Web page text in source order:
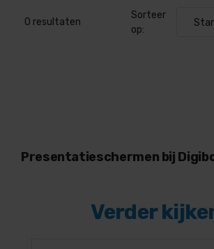
0 resultaten
Sorteer
op:
Presentatieschermen bij
Verder